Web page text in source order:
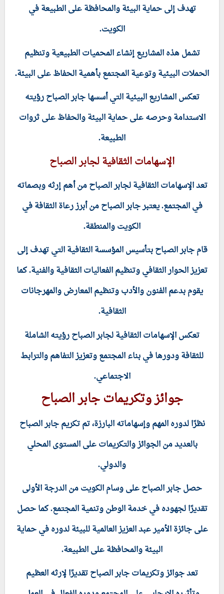
تهدف إلى حماية البيئة والمحافظة على الطبيعة في
الكويت.
تشمل هذه المشاريع إنشاء المحميات الطبيعية وتنظيم
الحملات البيئية وتوعية المجتمع بأهمية الحفاظ على البيئة.
تعكس المشاريع البيئية التي أسسها جابر الصباح رؤيته
الاستدامة وحرصه على حماية البيئة والحفاظ على ثروات
الطبيعة.
الإسهامات الثقافية لجابر الصباح
تعد الإسهامات الثقافية لجابر الصباح من أهم إرثه وبصماته
في المجتمع. يعتبر جابر الصباح من أبرز رعاة الثقافة في
الكويت والمنطقة.
قام جابر الصباح بتأسيس المؤسسة الثقافية التي تهدف إلى
تعزيز الحوار الثقافي وتنظيم الفعاليات الثقافية والفنية. كما
يقوم بدعم الفنون والأدب وتنظيم المعارض والمهرجانات
الثقافية.
تعكس الإسهامات الثقافية لجابر الصباح رؤيته الشاملة
للثقافة ودورها في بناء المجتمع وتعزيز التفاهم والترابط
الاجتماعي.
جوائز وتكريمات جابر الصباح
نظرًا لدوره المهم وإسهاماته البارزة، تم تكريم جابر الصباح
بالعديد من الجوائز والتكريمات على المستوى المحلي
والدولي.
حصل جابر الصباح على وسام الكويت من الدرجة الأولى
تقديرًا لجهوده في خدمة الوطن وتنمية المجتمع. كما حصل
على جائزة الأمير عبد العزيز العالمية للبيئة لدوره في حماية
البيئة والمحافظة على الطبيعة.
تعد جوائز وتكريمات جابر الصباح تقديرًا لإرثه العظيم